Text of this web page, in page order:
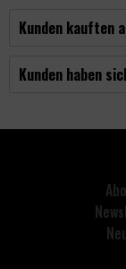
Kunden kauften
Kunden haben